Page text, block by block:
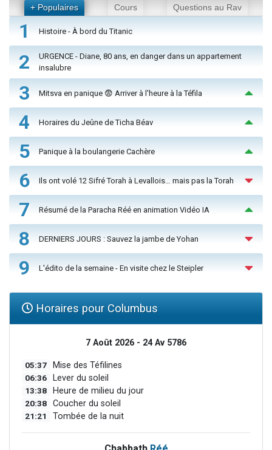
+ Populaires Cours Questions au Rav
1 Histoire - À bord du Titanic
2
URGENCE - Diane, 80 ans, en danger dans un appartement
insalubre
3 Mitsva en panique 😨 Arriver à l'heure à la Téfila
4 Horaires du Jeûne de Ticha Béav
5 Panique à la boulangerie Cachère
6 Ils ont volé 12 Sifré Torah à Levallois… mais pas la Torah
7 Résumé de la Paracha Réé en animation Vidéo IA
8 DERNIERS JOURS : Sauvez la jambe de Yohan
9 L'édito de la semaine - En visite chez le Steipler
Horaires pour Columbus
7 Août 2026 - 24 Av 5786
05:37 Mise des Téfilines
06:36 Lever du soleil
13:38 Heure de milieu du jour
20:38 Coucher du soleil
21:21 Tombée de la nuit